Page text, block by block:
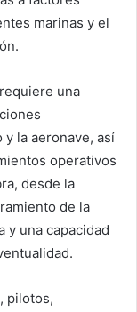
marinas y el
una
la aeronave, así
operativos
desde la
de la
y una capacidad
pilotos,